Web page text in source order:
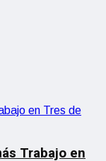
Trabajo en